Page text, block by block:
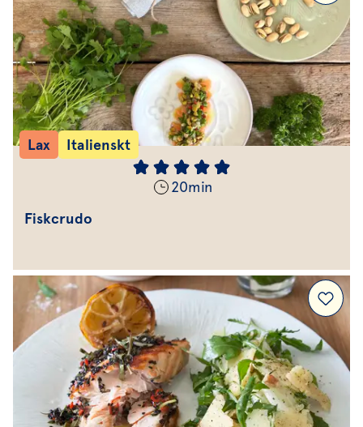
Lax Italienskt
20min
Fiskcrudo